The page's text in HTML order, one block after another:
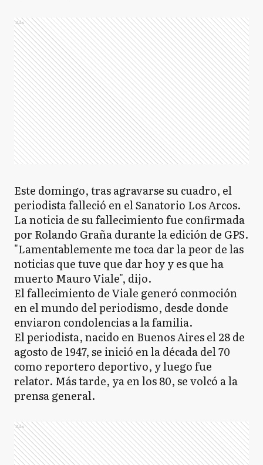
Ads
Este domingo, tras agravarse su cuadro, el
periodista falleció en el Sanatorio Los Arcos.
La noticia de su fallecimiento fue confirmada
por Rolando Graña durante la edición de GPS.
"Lamentablemente me toca dar la peor de las
noticias que tuve que dar hoy y es que ha
muerto Mauro Viale", dijo.
El fallecimiento de Viale generó conmoción
en el mundo del periodismo, desde donde
enviaron condolencias a la familia.
El periodista, nacido en Buenos Aires el 28 de
agosto de 1947, se inició en la década del 70
como reportero deportivo, y luego fue
relator. Más tarde, ya en los 80, se volcó a la
prensa general.
Ads